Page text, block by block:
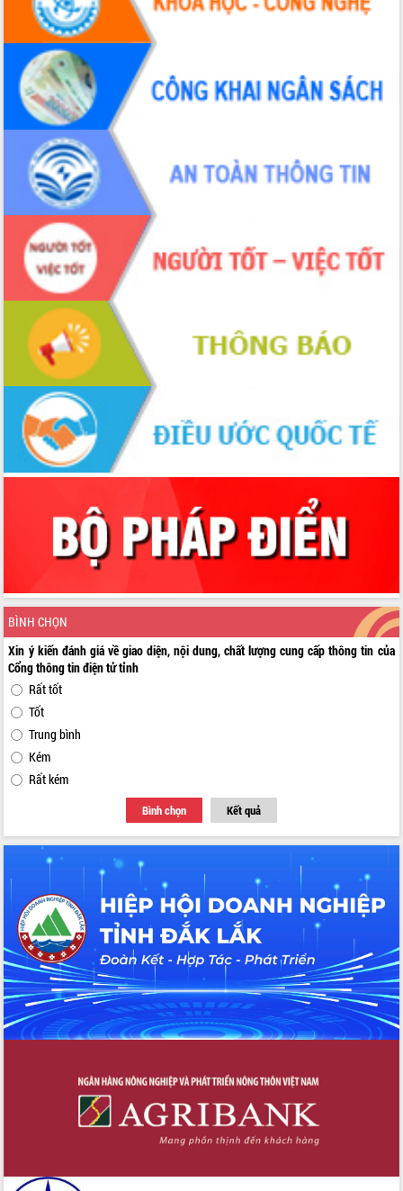
BÌNH CHỌN
Xin ý kiến đánh giá về giao diện, nội dung, chất lượng cung cấp thông tin của
Cổng thông tin điện tử tỉnh
Rất tốt
Tốt
Trung bình
Kém
Rất kém
Bình chọn Kết quả